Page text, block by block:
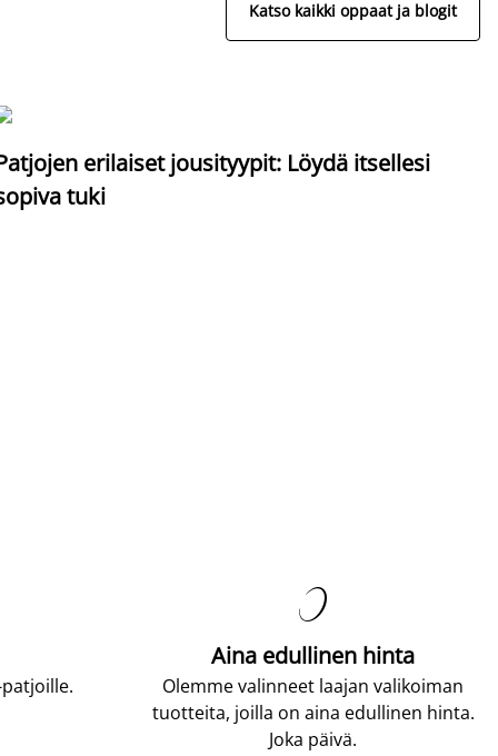
Katso kaikki oppaat ja blogit
erilaiset jousityypit: Löydä itsellesi
tuki

Aina edullinen hinta
Olemme valinneet laajan valikoiman
tuotteita, joilla on aina edullinen hinta.
Joka päivä.